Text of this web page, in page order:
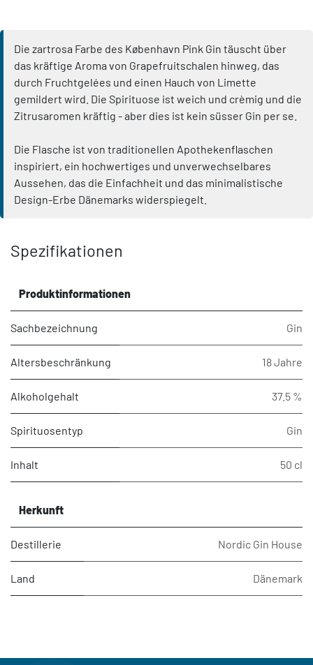
Die zartrosa Farbe des København Pink Gin täuscht über
das kräftige Aroma von Grapefruitschalen hinweg, das
durch Fruchtgelées und einen Hauch von Limette
gemildert wird. Die Spirituose ist weich und crèmig und die
Zitrusaromen kräftig - aber dies ist kein süsser Gin per se.
Die Flasche ist von traditionellen Apothekenflaschen
inspiriert, ein hochwertiges und unverwechselbares
Aussehen, das die Einfachheit und das minimalistische
Design-Erbe Dänemarks widerspiegelt.
Spezifikationen
Produktinformationen
Sachbezeichnung Gin
Altersbeschränkung 18 Jahre
Alkoholgehalt 37.5 %
Spirituosentyp Gin
Inhalt 50 cl
Herkunft
Destillerie Nordic Gin House
Land Dänemark